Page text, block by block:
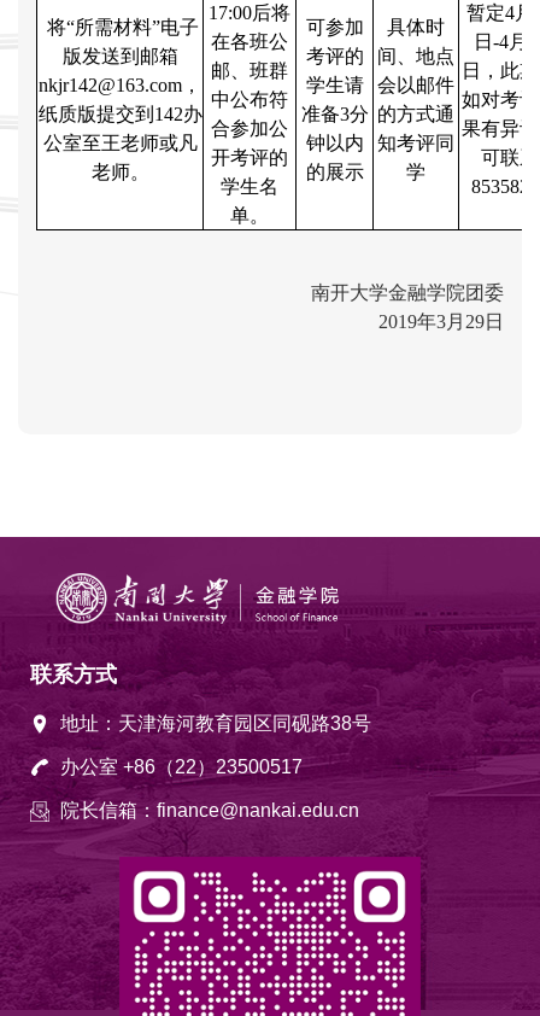
将“所需材料”电子
版发送到邮箱
nkjr142@163.com，
纸质版提交到142办
公室至王老师或凡
老师。
17:00后将
在各班公
邮、班群
中公布符
合参加公
开考评的
学生名
单。
可参加
考评的
学生请
准备3分
钟以内
的展示
具体时
间、地点
会以邮件
的方式通
知考评同
学
暂定4月
日-4月
日，此
如对考
果有异
可联系
南开大学金融学院团委
2019年3月29日
联系方式
地址：天津海河教育园区同砚路38号
办公室 +86（22）23500517
院长信箱：finance@nankai.edu.cn